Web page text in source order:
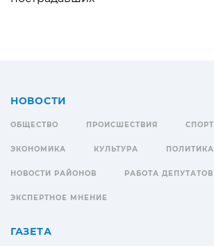
НОВОСТИ
ОБЩЕСТВО ПРОИСШЕСТВИЯ СПОРТ
ЭКОНОМИКА КУЛЬТУРА ПОЛИТИКА
НОВОСТИ РАЙОНОВ РАБОТА ДЕПУТАТОВ
ЭКСПЕРТНОЕ МНЕНИЕ
ГАЗЕТА